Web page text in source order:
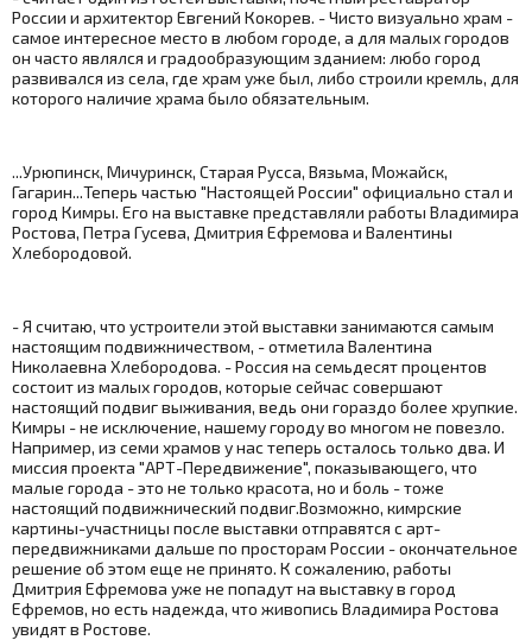
России и архитектор Евгений Кокорев. - Чисто визуально храм -
самое интересное место в любом городе, а для малых городов
он часто являлся и градообразующим зданием: любо город
развивался из села, где храм уже был, либо строили кремль, для
которого наличие храма было обязательным.
...Урюпинск, Мичуринск, Старая Русса, Вязьма, Можайск,
Гагарин...Теперь частью "Настоящей России" официально стал и
город Кимры. Его на выставке представляли работы Владимира
Ростова, Петра Гусева, Дмитрия Ефремова и Валентины
Хлебородовой.
- Я считаю, что устроители этой выставки занимаются самым
настоящим подвижничеством, - отметила Валентина
Николаевна Хлебородова. - Россия на семьдесят процентов
состоит из малых городов, которые сейчас совершают
настоящий подвиг выживания, ведь они гораздо более хрупкие.
Кимры - не исключение, нашему городу во многом не повезло.
Например, из семи храмов у нас теперь осталось только два. И
миссия проекта "АРТ-Передвижение", показывающего, что
малые города - это не только красота, но и боль - тоже
настоящий подвижнический подвиг.Возможно, кимрские
картины-участницы после выставки отправятся с арт-
передвижниками дальше по просторам России - окончательное
решение об этом еще не принято. К сожалению, работы
Дмитрия Ефремова уже не попадут на выставку в город
Ефремов, но есть надежда, что живопись Владимира Ростова
увидят в Ростове.